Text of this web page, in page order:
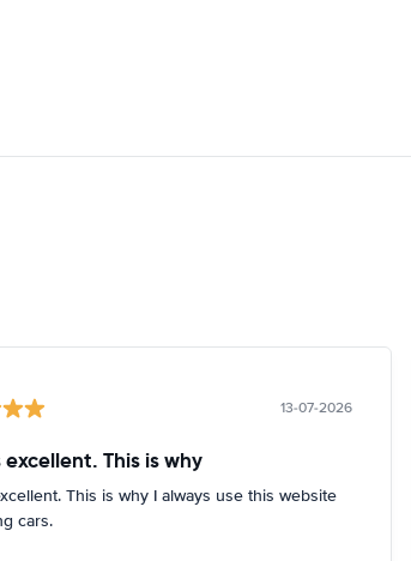
13-07-2026
excellent. This is why
This is why I always use this website
cars.